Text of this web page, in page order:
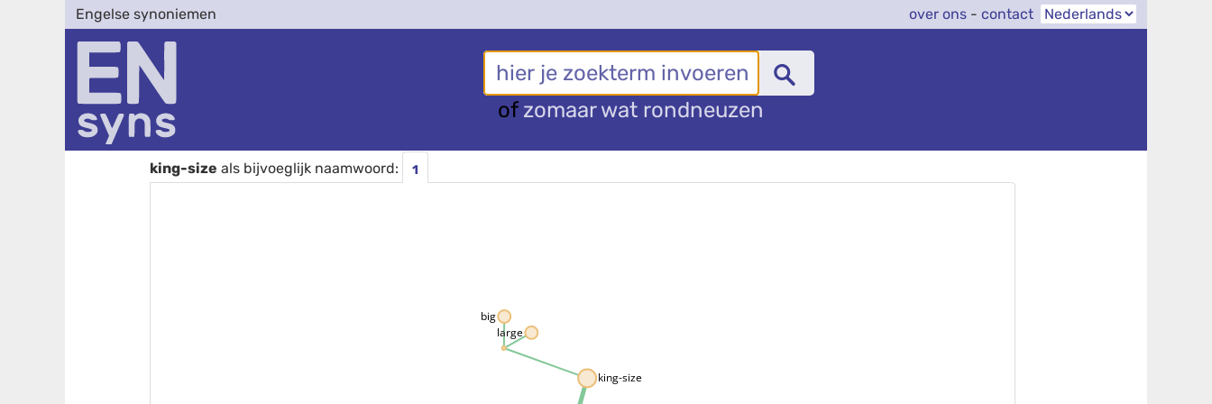
Engelse synoniemen over ons - contact
of zomaar wat rondneuzen
king-size als bijvoeglijk naamwoord: 1
king-size
big
large